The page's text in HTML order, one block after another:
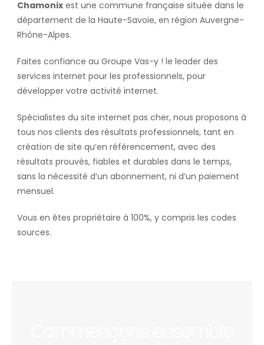
Chamonixest une commune française située dans le
département de la Haute-Savoie, en région Auvergne-
Rhône-Alpes.
Faites confiance au Groupe Vas-y ! le leader des
services internet pour les professionnels, pour
développer votre activité internet.
Spécialistes du site internet pas cher, nous proposons à
tous nos clients des résultats professionnels, tant en
création de site qu’en référencement, avec des
résultats prouvés, fiables et durables dans le temps,
sans la nécessité d’un abonnement, ni d’un paiement
mensuel.
Vous en êtes propriétaire à 100%, y compris les codes
sources.